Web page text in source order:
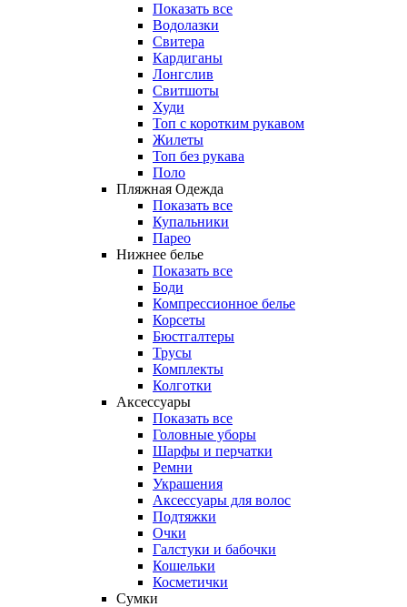
Показать все
Водолазки
Свитера
Кардиганы
Лонгслив
Свитшоты
Худи
Топ с коротким рукавом
Жилеты
Топ без рукава
Поло
Пляжная Одежда
Показать все
Купальники
Парео
Нижнее белье
Показать все
Боди
Компрессионное белье
Корсеты
Бюстгалтеры
Трусы
Комплекты
Колготки
Аксессуары
Показать все
Головные уборы
Шарфы и перчатки
Ремни
Украшения
Аксессуары для волос
Подтяжки
Очки
Галстуки и бабочки
Кошельки
Косметички
Сумки